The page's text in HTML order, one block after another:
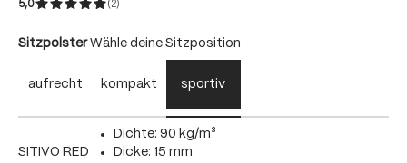
5,0 (2)
Sitzpolsterauswählen
Wähle deine Sitzposition
aufrecht kompakt sportiv
SITIVO RED
Dichte: 90 kg/m³
Dicke: 15 mm